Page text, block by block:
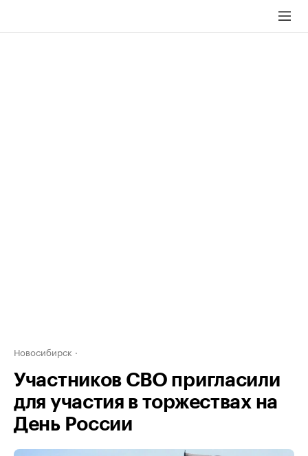
Новосибирск
Участников СВО пригласили
для участия в торжествах на
День России